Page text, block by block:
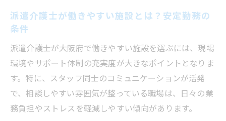
派遣介護士が働きやすい施設とは？安定勤務の
条件
派遣介護士が大阪府で働きやすい施設を選ぶには、現場
環境やサポート体制の充実度が大きなポイントとなりま
す。特に、スタッフ同士のコミュニケーションが活発
で、相談しやすい雰囲気が整っている職場は、日々の業
務負担やストレスを軽減しやすい傾向があります。